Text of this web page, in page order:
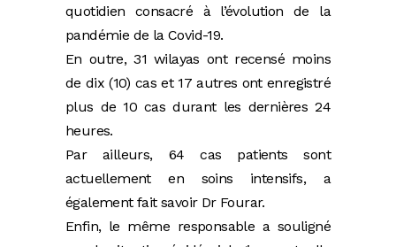
quotidien consacré à l’évolution de la
pandémie de la Covid-19.
En outre, 31 wilayas ont recensé moins
de dix (10) cas et 17 autres ont enregistré
plus de 10 cas durant les dernières 24
heures.
Par ailleurs, 64 cas patients sont
actuellement en soins intensifs, a
également fait savoir Dr Fourar.
Enfin, le même responsable a souligné